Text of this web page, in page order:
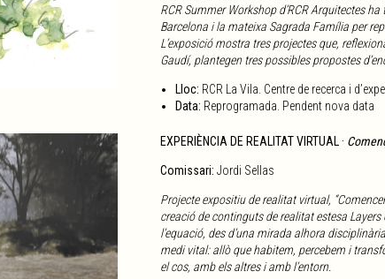
RCR Summer Workshop d’RCR Arquitectes
Barcelona i la mateixa Sagrada Família per
L’exposició mostra tres projectes que,
Gaudí, plantegen tres possibles propostes
Lloc: RCR La Vila. Centre de recerca i
Data: Reprogramada. Pendent nova data
EXPERIÈNCIA DE REALITAT VIRTUAL ·
Comissari: Jordi Sellas
Projecte expositiu de realitat virtual,
creació de continguts de realitat estesa
l’equació, des d’una mirada alhora
medi vital: allò que habitem, percebem i
el cos, amb els altres i amb l’entorn.